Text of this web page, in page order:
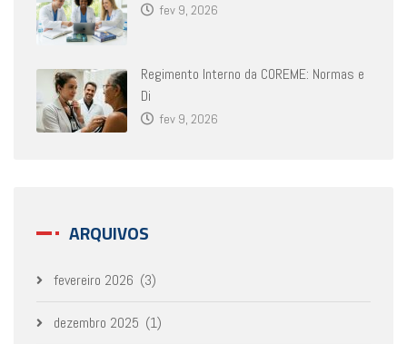
fev 9, 2026
Regimento Interno da COREME: Normas e
Di
fev 9, 2026
ARQUIVOS
fevereiro 2026 (3)
dezembro 2025 (1)